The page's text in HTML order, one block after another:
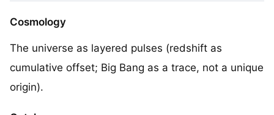
Cosmology
The universe as layered pulses (redshift as
cumulative offset; Big Bang as a trace, not a unique
origin).